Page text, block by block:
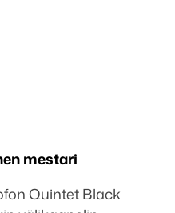
mestari
Quintet Black